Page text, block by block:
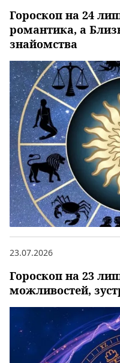
Гороскоп на 24
романтика, а
знайомства
Гороскоп на 23
можливостей,
23.07.2026